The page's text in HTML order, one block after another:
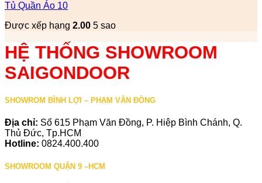
Tủ Quần Áo 10
Được xếp hạng 2.00 5 sao
HỆ THỐNG SHOWROOM
SAIGONDOOR
SHOWROM BÌNH LỢI – PHẠM VĂN ĐỒNG
Địa chỉ: Số 615 Phạm Văn Đồng, P. Hiệp Bình Chánh, Q.
Thủ Đức, Tp.HCM
Hotline: 0824.400.400
SHOWROOM QUẬN 9 –HCM